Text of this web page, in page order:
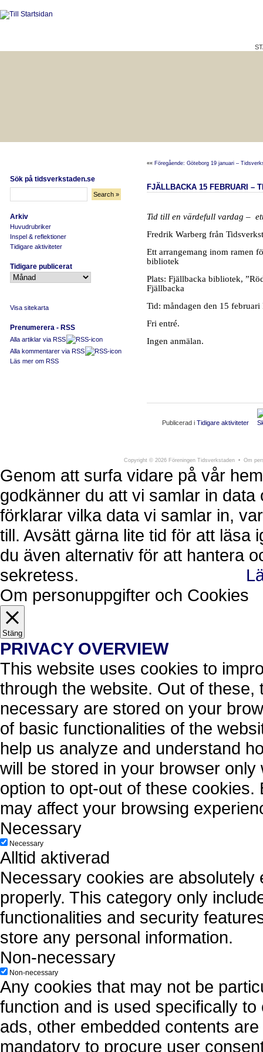
Sök på tidsverkstaden.se
Arkiv
Huvudrubriker
Inspel & reflektioner
Tidigare aktiviteter
Tidigare publicerat
Visa sitekarta
Prenumerera - RSS
Alla artiklar via RSS
Alla kommentarer via RSS
Läs mer om RSS
«« Föregående: Göteborg 19 januari –
FJÄLLBACKA 15 FEBRUARI –
Tid till en värdefull vardag –
Fredrik Warberg från
Ett arrangemang inom ramen
bibliotek
Plats: Fjällbacka bibliotek,
Fjällbacka
Tid: måndagen den 15
Fri entré.
Ingen anmälan.
Publicerad i Tidigare aktiviteter
Copyright © 2026 Föreningen Tidsverkstaden • Om
Genom att surfa vidare på vår
godkänner du att vi samlar in
förklarar vilka data vi samlar in,
till. Avsätt gärna lite tid för att läsa
du även alternativ för att hantera
sekretess.
Om personuppgifter och Cookies
Stäng
PRIVACY OVERVIEW
This website uses cookies to
through the website. Out of
necessary are stored on your
of basic functionalities of the
help us analyze and understand
will be stored in your browser
option to opt-out of these
may affect your browsing
Necessary
Necessary
Alltid aktiverad
Necessary cookies are
properly. This category only
functionalities and security
store any personal information.
Non-necessary
Non-necessary
Any cookies that may not be
function and is used specifically
ads, other embedded contents
mandatory to procure user